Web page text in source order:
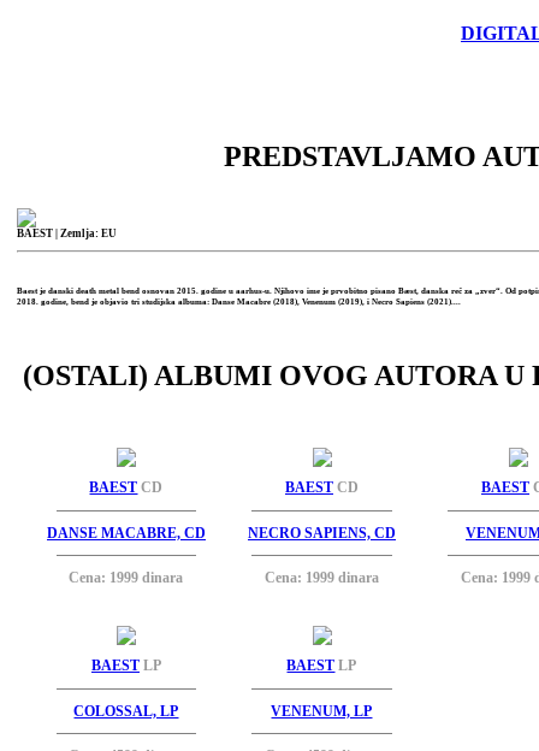
PREDSTAVLJAMO
BAEST | Zemlja: EU
Baest je danski death metal bend osnovan 2015. godine u aarhus-u. Njihovo ime je prvobitno pisano Bæst, danska reč za „zver“. Od
2018. godine, bend je objavio tri studijska albuma: Danse Macabre (2018), Venenum (2019), i Necro Sapiens (2021)....
(OSTALI) ALBUMI OVOG AUTORA U
BAEST CD
DANSE MACABRE, CD
Cena: 1999 dinara
BAEST CD
NECRO SAPIENS, CD
Cena: 1999 dinara
BAEST
Cena: 1999
BAEST LP
COLOSSAL, LP
BAEST LP
VENENUM, LP